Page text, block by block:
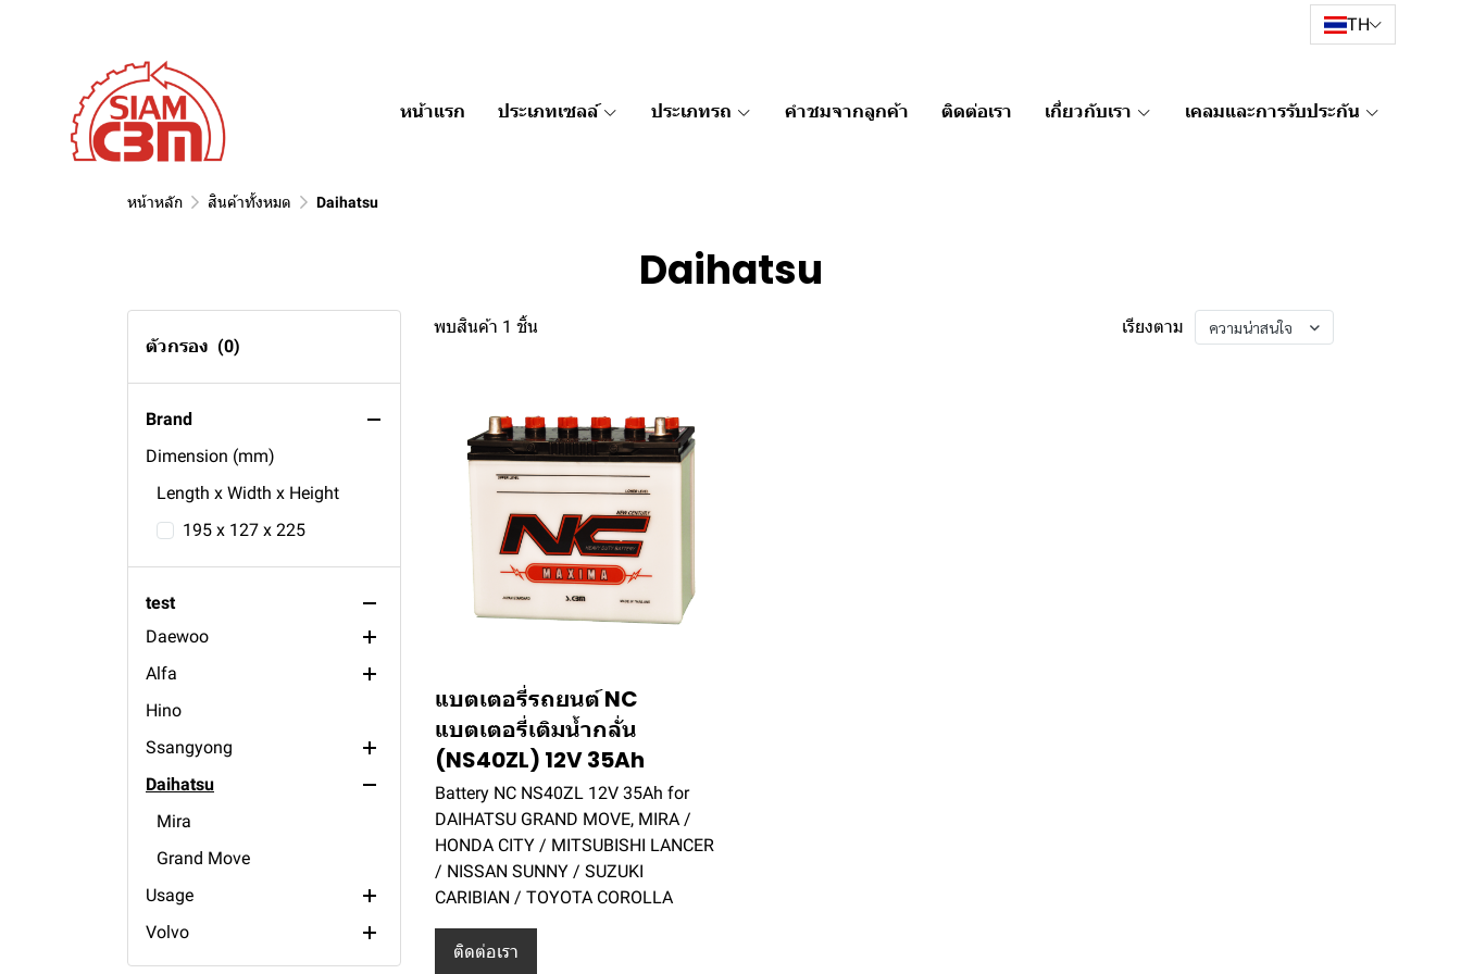
TH
หน้าแรก ประเภทเซลล์ ประเภทรถ คำชมจากลูกค้า ติดต่อเรา เกี่ยวกับเรา เคลมและการรับประกัน
หน้าหลัก สินค้าทั้งหมด Daihatsu
Daihatsu
ตัวกรอง (0)
Brand
Dimension (mm)
Length x Width x Height
195 x 127 x 225
test
สินค้าทั้งหมด
boat
truck
bus
passenger
200ah
190ah
150ah
140ah
135ah
120ah
110ah
100ah
88ah
85ah
80ah
75ah
70ah
65ah
60ah
55ah
50ah
45ah
MG
Jaguar
S-Type
Holden
Calais
Volkswagen
Caravelle
Vento
Passat
Golf
Saab
9000
Renault
R21
R1
Opel
Kadett
Fiat
Tempra
Punto
Daewoo
Fantasy
Espero
Cielo
Alfa
Romeo 156
Romeo 145
Hino
Ssangyong
Stavic
RX320
Rexton
Musso
Actyon
Daihatsu
Mira
Grand Move
Usage
general engine
lawn mover
Volvo
S91
Toyota
พบสินค้า 1 ชิ้น เรียงตาม ความน่าสนใจ
แบตเตอรี่รถยนต์ NC
แบตเตอรี่เติมน้ำกลั่น
(NS40ZL) 12V 35Ah
Battery NC NS40ZL 12V 35Ah for
DAIHATSU GRAND MOVE, MIRA /
HONDA CITY / MITSUBISHI LANCER
/ NISSAN SUNNY / SUZUKI
CARIBIAN / TOYOTA COROLLA
ติดต่อเรา